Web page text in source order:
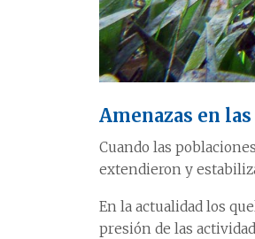
Amenazas en
Cuando las
extendieron y
En la actualidad los
presión de las